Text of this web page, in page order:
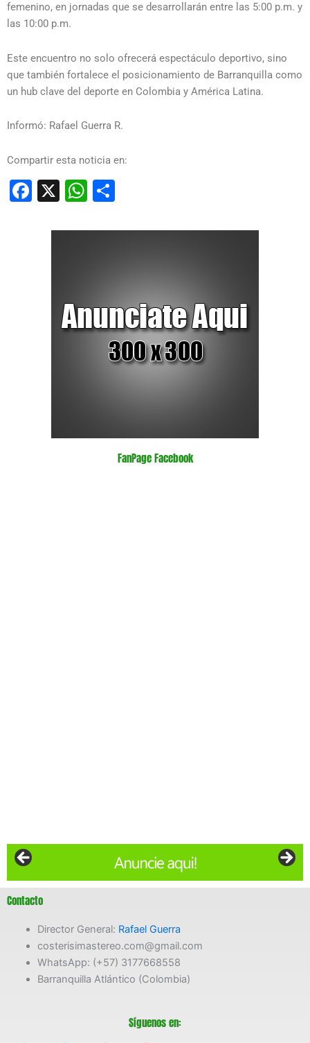
femenino, en jornadas que se desarrollarán entre las 5:00 p.m. y
las 10:00 p.m.
Este encuentro no solo ofrecerá espectáculo deportivo, sino
que también fortalece el posicionamiento de Barranquilla como
un hub clave del deporte en Colombia y América Latina.
Informó: Rafael Guerra R.
Compartir esta noticia en:
Facebook
X WhatsApp
FanPage Facebook
Contacto
Director General: Rafael Guerra
costerisimastereo.com@gmail.com
WhatsApp: (+57) 3177668558
Barranquilla Atlántico (Colombia)
Síguenos en: